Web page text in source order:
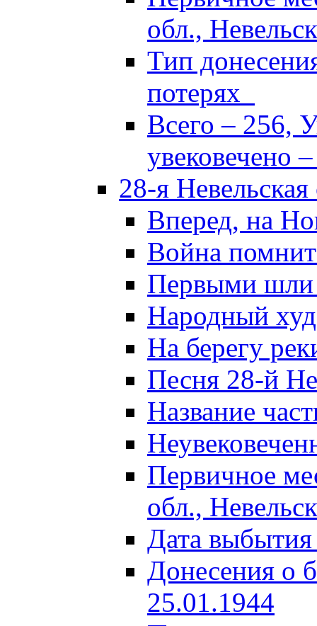
обл.,
Тип
потерях
Всего – 256,
увековечено
28-я Невельская
Вперед, на
Война
Первыми шли
Народный
На берегу
Песня 28-й
Название
Первичное
обл.,
Дата
Донесения о
25.01.1944